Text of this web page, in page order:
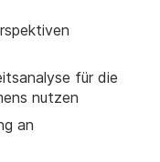
für die
nutzen
an